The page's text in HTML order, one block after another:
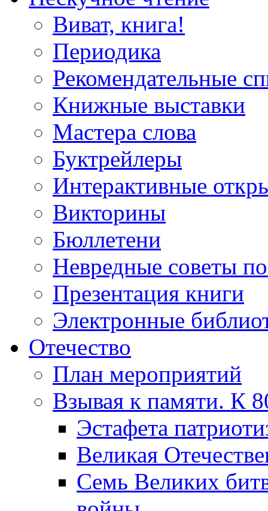
Виват, книга!
Периодика
Рекомендательные
Книжные выставки
Мастера слова
Буктрейлеры
Интерактивные
Викторины
Бюллетени
Невредные советы
Презентация книги
Электронные
Отечество
План мероприятий
Взывая к памяти. К
Эcтафета
Великая
Семь Великих